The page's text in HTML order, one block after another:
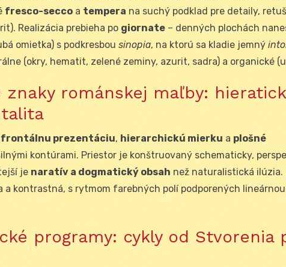
fresco-secco a tempera na suchý podklad pre detaily,
Realizácia prebieha po giornate – denných plochách
omietka) s podkresbou sinopia, na ktorú sa kladie jemný
(okry, hematit, zelené zeminy, azurit, sadra) a organické
znaky románskej maľby:
frontálnu prezentáciu, hierarchickú mierku a plošné
kontúrami. Priestor je konštruovaný schematicky,
je naratív a dogmatický obsah než naturalistická ilúzia.
a kontrastná, s rytmom farebných polí podporených lineárnou
programy: cykly od Stvorenia